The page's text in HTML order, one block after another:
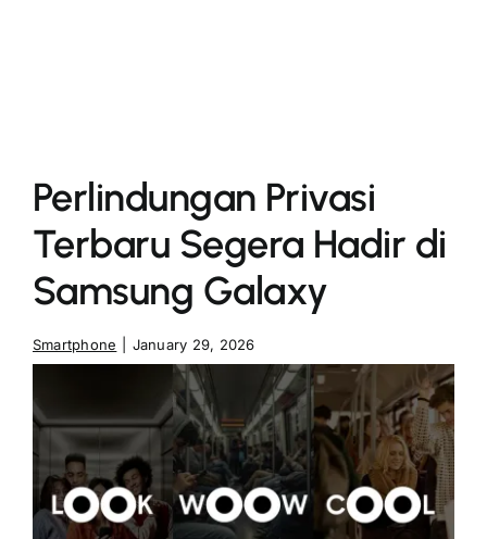
Perlindungan Privasi
Terbaru Segera Hadir di
Samsung Galaxy
Smartphone January 29, 2026